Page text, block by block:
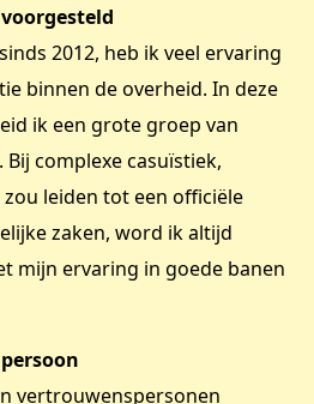
2012, heb ik veel ervaring
binnen de overheid. In deze
ik een grote groep van
complexe casuïstiek,
leiden tot een officiële
zaken, word ik altijd
mijn ervaring in goede banen
vertrouwenspersonen